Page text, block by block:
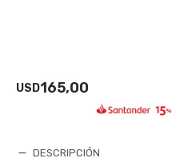
USD165,00
DESCRIPCIÓN